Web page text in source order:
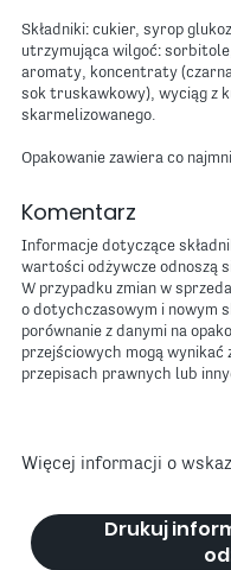
Składniki: cukier, syrop
utrzymująca wilgoć:
aromaty, koncentraty
sok truskawkowy), wyciąg z
skarmelizowanego.
Opakowanie zawiera co
Komentarz
Informacje dotyczące
wartości odżywcze odnoszą
W przypadku zmian w
o dotychczasowym i nowym
porównanie z danymi na
przejściowych mogą
przepisach prawnych lub
Więcej informacji o
Drukuj